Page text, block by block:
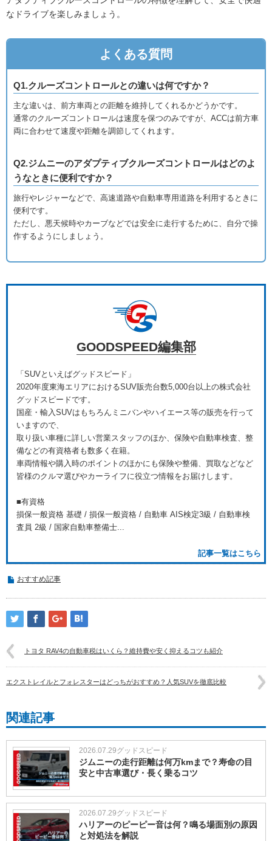
なドライブを楽しみましょう。
よくある質問
Q1.クルーズコントロールとの違いは何ですか？
主な違いは、前方車両との距離を維持してくれるかどうかです。
通常のクルーズコントロールは速度を保つのみですが、ACCは前方車
両に合わせて速度や距離を調節してくれます。
Q2.ジムニーのアダプティブクルーズコントロールはどのよ
うなときに便利ですか？
旅行やレジャーなどで、高速道路や自動車専用道路を利用するときに
便利です。
ただし、悪天候時やカーブなどでは安全に走行するために、自分で操
作するようにしましょう。
GOODSPEED編集部
「SUVといえばグッドスピード」
2020年度東海エリアにおけるSUV販売台数5,000台以上の株式会社
グッドスピードです。
国産・輸入SUVはもちろんミニバンやハイエース等の販売を行って
いますので、
取り扱い車種に詳しい営業スタッフのほか、保険や自動車検査、整
備などの有資格者も数多く在籍。
車両情報や購入時のポイントのほかにも保険や整備、買取などなど
皆様のクルマ選びやカーライフに役立つ情報をお届けします。
■有資格
損保一般資格 基礎 / 損保一般資格 / 自動車 AIS検定3級 / 自動車検
査員 2級 / 国家自動車整備士...
記事一覧はこちら
おすすめ記事
トヨタ RAV4の自動車税はいくら？維持費や安く抑えるコツも紹介
エクストレイルとフォレスターはどっちがおすすめ？人気SUVを徹底比較
関連記事
2026.07.29グッドスピード
ジムニーの走行距離は何万kmまで？寿命の目
安と中古車選び・長く乗るコツ
2026.07.29グッドスピード
ハリアーのピーピー音は何？鳴る場面別の原因
と対処法を解説